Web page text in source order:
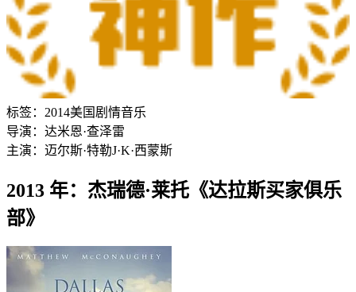
标签： 2014美国 剧情音乐
导演： 达米恩·查泽雷
主演： 迈尔斯·特勒J·K·西蒙斯
2013 年：杰瑞德·莱托《达拉斯买家俱乐
部》